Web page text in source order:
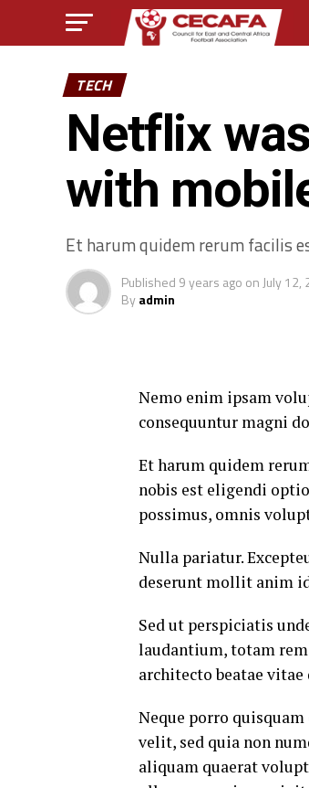
TECH
Netflix
with
Et harum quidem rerum facilis
Published 9 years ago on July 12,
Byadmin
Nemo enim ipsam
consequuntur magni
Et harum quidem
nobis est eligendi
possimus, omnis
Nulla pariatur.
deserunt mollit anim
Sed ut perspiciatis
laudantium, totam
architecto beatae
Neque porro
velit, sed quia non
aliquam quaerat